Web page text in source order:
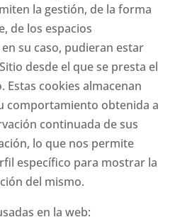
la gestión, de la forma
de los espacios
su caso, pudieran estar
desde el que se presta el
Estas cookies almacenan
comportamiento obtenida a
continuada de sus
lo que nos permite
específico para mostrar la
del mismo.
en la web: